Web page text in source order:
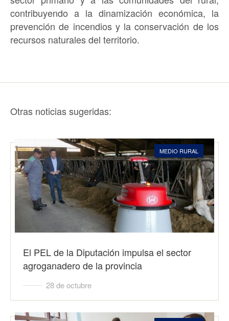
contribuyendo a la dinamización económica, la
prevención de incendios y la conservación de los
recursos naturales del territorio.
Otras noticias sugeridas:
MEDIO RURAL
El PEL de la Diputación impulsa el sector
agroganadero de la provincia
28 de octubre